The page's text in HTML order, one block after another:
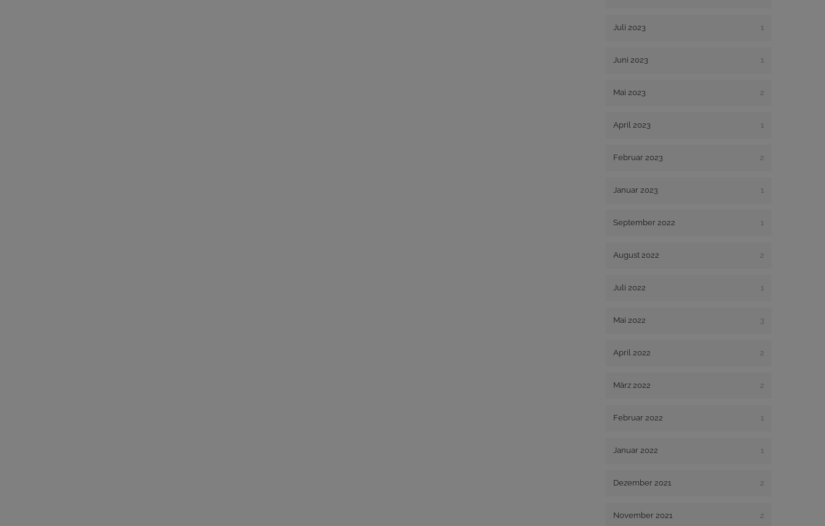
Juli 2023 1
Juni 2023 1
Mai 2023 2
April 2023 1
Februar 2023 2
Januar 2023 1
September 2022 1
August 2022 2
Juli 2022 1
Mai 2022 3
April 2022 2
März 2022 2
Februar 2022 1
Januar 2022 1
Dezember 2021 2
November 2021 2